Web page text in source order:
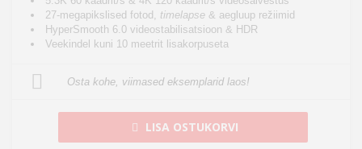
27-megapikslised fotod, timelapse & aegluup režiimid
HyperSmooth 6.0 videostabilisatsioon & HDR
Veekindel kuni 10 meetrit lisakorpuseta
Osta kohe, viimased eksemplarid laos!
LISA OSTUKORVI